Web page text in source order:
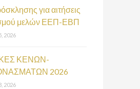
για αιτήσεις
μελών ΕΕΠ-ΕΒΠ
2026
ΚΕΝΩΝ-
2026
2026